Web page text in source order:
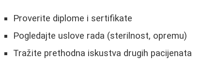
Proverite diplome i sertifikate
Pogledajte uslove rada (sterilnost, opremu)
Tražite prethodna iskustva drugih pacijenata